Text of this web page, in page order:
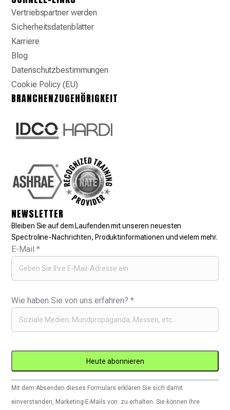
Vertriebspartner werden
Sicherheitsdatenblätter
Karriere
Blog
Datenschutzbestimmungen
Cookie Policy (EU)
BRANCHENZUGEHÖRIGKEIT
NEWSLETTER
Bleiben Sie auf dem Laufenden mit unseren neuesten
Spectroline-Nachrichten, Produktinformationen und vielem mehr.
E-Mail*
Wie haben Sie von uns erfahren?*
Constant
Contact
Mit dem Absenden dieses Formulars erklären Sie sich damit
einverstanden, Marketing-E-Mails von: zu erhalten. Sie können Ihre